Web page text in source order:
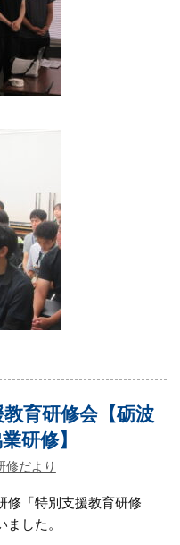
育研修会【砺波
研修】
修だより
修「特別支援教育研修
した。